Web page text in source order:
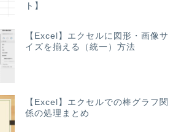
ト】
【Excel】エクセルに図形・画像サ
イズを揃える（統一）方法
【Excel】エクセルでの棒グラフ関
係の処理まとめ